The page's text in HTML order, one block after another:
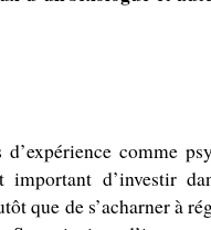
comme
d’investir
que de s’acharner à